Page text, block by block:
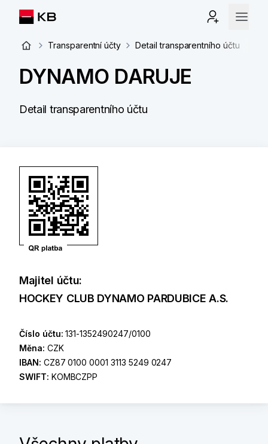
Transparentní účty Detail transparentního účtu
DYNAMO DARUJE
Detail transparentního účtu
Majitel účtu:
HOCKEY CLUB DYNAMO PARDUBICE A.S.
Číslo účtu:131-1352490247/0100
Měna: CZK
IBAN: CZ87 0100 0001 3113 5249 0247
SWIFT: KOMBCZPP